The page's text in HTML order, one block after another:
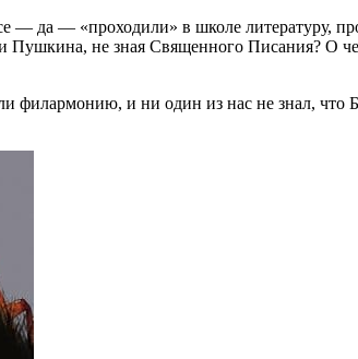
— да — «проходили» в школе литературу,
Пушкина, не зная Священного Писания? О
и ни один из нас не знал, что